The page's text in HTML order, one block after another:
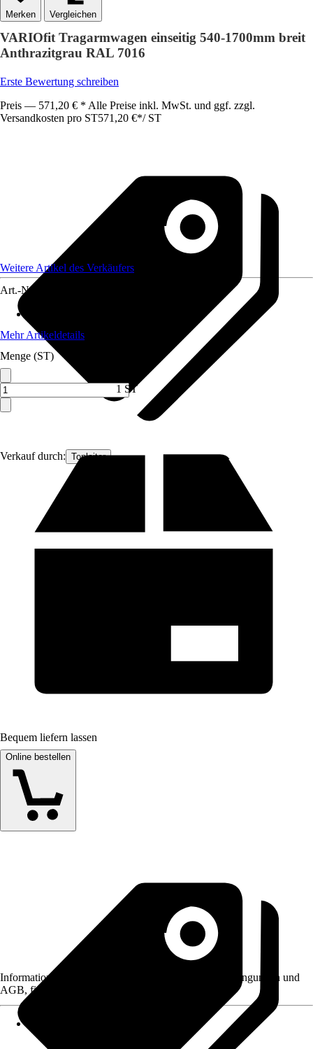
Vergleichen
VARIOfit Tragarmwagen einseitig 540-1700mm breit
Anthrazitgrau RAL 7016
Erste Bewertung schreiben
Preis — 571,20 € * Alle Preise inkl. MwSt. und ggf. zzgl.
Versandkosten pro ST571,20 €*/ ST
Verkauf durch: Topleiter
Weitere Artikel des Verkäufers
Art.-Nr.
Mehr Artikeldetails
Menge (ST)
1 ST
Bequem liefern lassen
Online bestellen
Informationen des Verkäufers, wie z. B. Rückgabebedingungen und
AGB, finden Sie bei Klick auf den Verkäufernamen.